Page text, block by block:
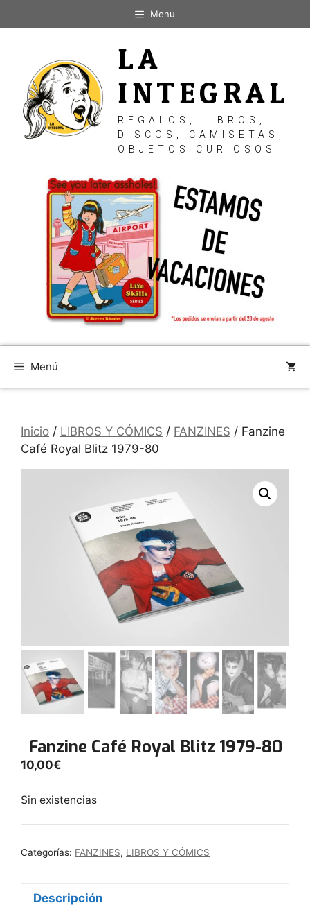
al
Menu
LA
INTEGRAL
REGALOS, LIBROS,
DISCOS, CAMISETAS,
OBJETOS CURIOSOS
Menú
Inicio / LIBROS Y CÓMICS / FANZINES / Fanzine
Café Royal Blitz 1979-80
Fanzine Café Royal Blitz 1979-80
10,00€
Sin existencias
Categorías: FANZINES, LIBROS Y CÓMICS
Descripción